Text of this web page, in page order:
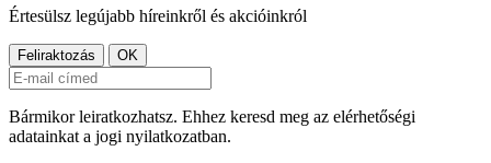
Értesülsz legújabb híreinkről és akcióinkról
Bármikor leiratkozhatsz. Ehhez keresd meg az elérhetőségi
adatainkat a jogi nyilatkozatban.